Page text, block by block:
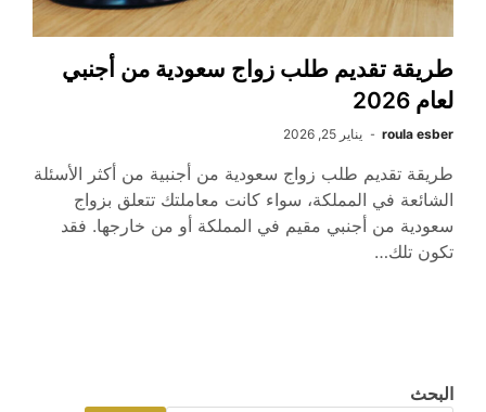
طريقة تقديم طلب زواج سعودية من أجنبي
لعام 2026
roula esber يناير 25, 2026
طريقة تقديم طلب زواج سعودية من أجنبية من أكثر الأسئلة
الشائعة في المملكة، سواء كانت معاملتك تتعلق بزواج
سعودية من أجنبي مقيم في المملكة أو من خارجها. فقد
تكون تلك…
البحث